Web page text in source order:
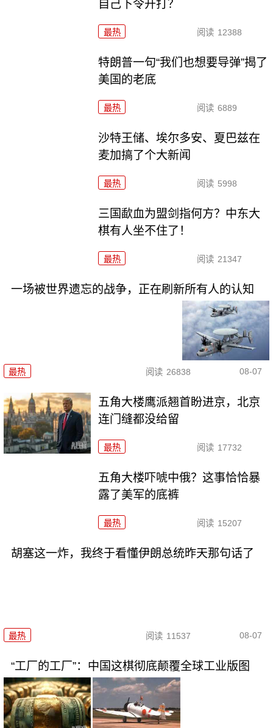
自己下令开打？
最热 阅读 12388
特朗普一句“我们也想要导弹”揭了
美国的老底
最热 阅读 6889
沙特王储、埃尔多安、夏巴兹在
麦加搞了个大新闻
最热 阅读 5998
三国歃血为盟剑指何方？中东大
棋有人坐不住了！
最热 阅读 21347
一场被世界遗忘的战争，正在刷新所有人的认知
最热 阅读 26838 08-07
五角大楼鹰派翘首盼进京，北京
连门缝都没给留
最热 阅读 17732
五角大楼吓唬中俄？这事恰恰暴
露了美军的底裤
最热 阅读 15207
胡塞这一炸，我终于看懂伊朗总统昨天那句话了
最热 阅读 11537 08-07
“工厂的工厂”：中国这棋彻底颠覆全球工业版图